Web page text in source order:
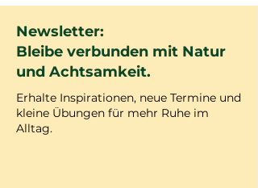
Newsletter:
Bleibe verbunden mit Natur
und Achtsamkeit.
Erhalte Inspirationen, neue Termine und
kleine Übungen für mehr Ruhe im
Alltag.